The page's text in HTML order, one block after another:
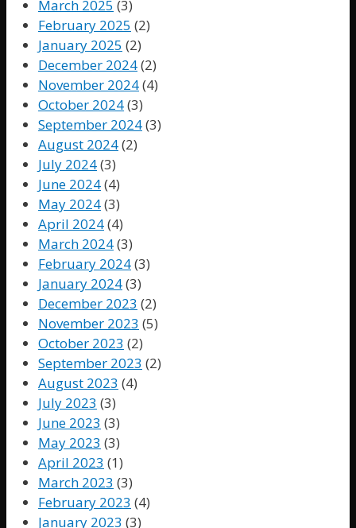
March 2025 (3)
February 2025 (2)
January 2025 (2)
December 2024(2)
November 2024(4)
October 2024(3)
September 2024(3)
August 2024(2)
July 2024(3)
June 2024(4)
May 2024(3)
April 2024(4)
March 2024(3)
February 2024(3)
January 2024(3)
December 2023 (2)
November 2023 (5)
October 2023 (2)
September 2023 (2)
August 2023 (4)
July 2023 (3)
June 2023 (3)
May 2023 (3)
April 2023 (1)
March 2023 (3)
February 2023 (4)
January 2023 (3)